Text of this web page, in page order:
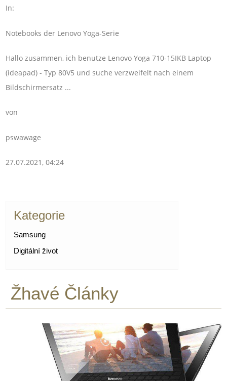
In:
Notebooks der Lenovo Yoga-Serie
Hallo zusammen, ich benutze Lenovo Yoga 710-15IKB Laptop
(ideapad) - Typ 80V5 und suche verzweifelt nach einem
Bildschirmersatz ...
von
pswawage
27.07.2021, 04:24
Kategorie
Samsung
Digitální život
Žhavé Články